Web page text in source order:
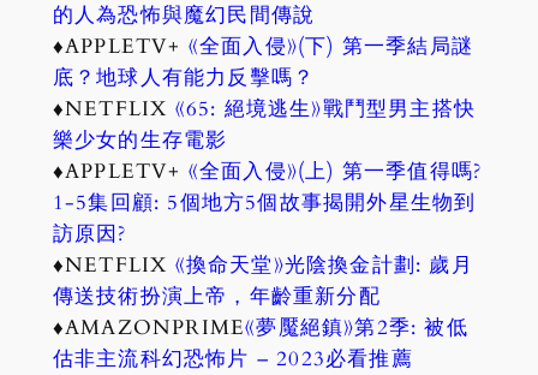
的人為恐怖與魔幻民間傳說
♦APPLETV+ 《全面入侵》(下) 第一季結局謎
底？地球人有能力反擊嗎？
♦NETFLIX 《65: 絕境逃生》戰鬥型男主搭快
樂少女的生存電影
♦APPLETV+ 《全面入侵》(上) 第一季值得嗎?
1-5集回顧: 5個地方5個故事揭開外星生物到
訪原因?
♦NETFLIX 《換命天堂》光陰換金計劃: 歲月
傳送技術扮演上帝，年齡重新分配
♦AMAZONPRIME《夢魘絕鎮》第2季: 被低
估非主流科幻恐怖片 – 2023必看推薦